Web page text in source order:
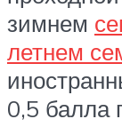
зимнем
летнем
0,5 балла